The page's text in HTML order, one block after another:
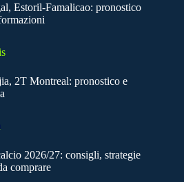
Estoril-Famalicao: pronostico
2T Montreal: pronostico e
2026/27: consigli, strategie
comprare